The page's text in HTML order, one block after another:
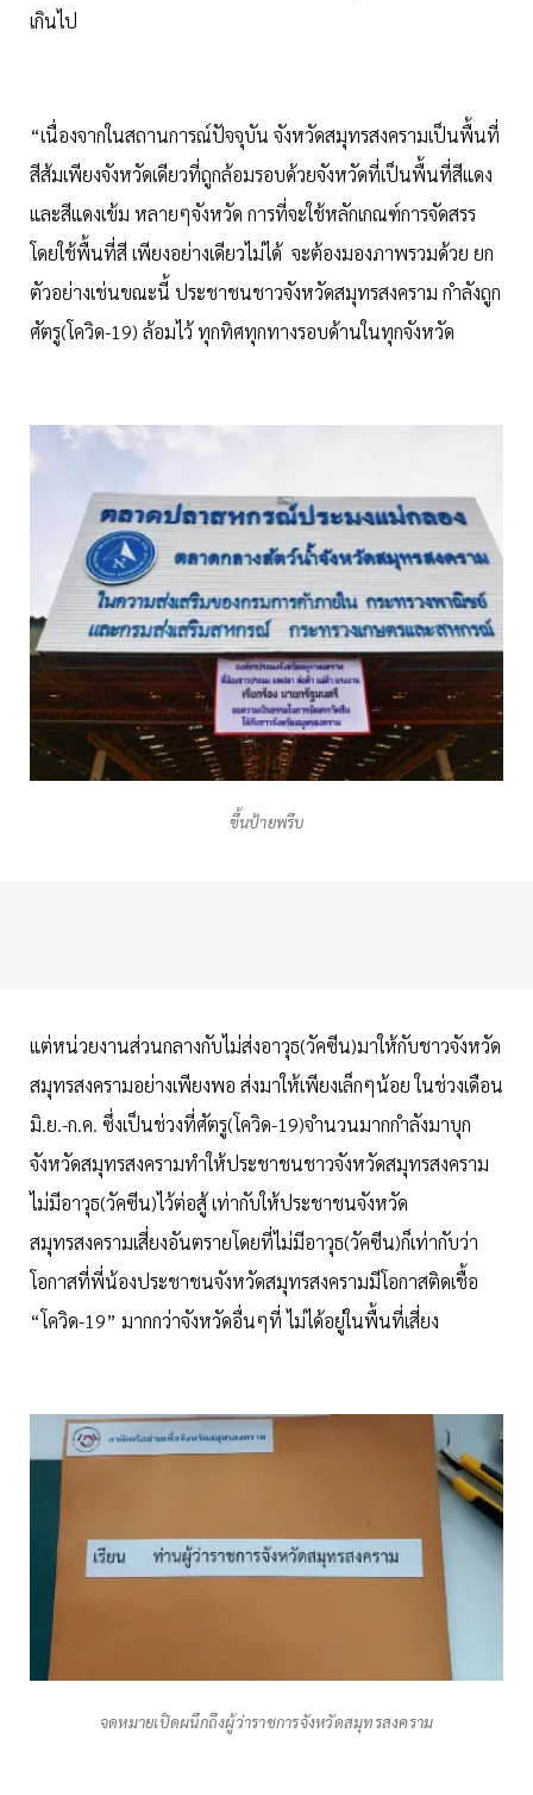
เกินไป
“เนื่องจากในสถานการณ์ปัจจุบัน จังหวัดสมุทรสงครามเป็นพื้นที่
สีส้มเพียงจังหวัดเดียวที่ถูกล้อมรอบด้วยจังหวัดที่เป็นพื้นที่สีแดง
และสีแดงเข้ม หลายๆจังหวัด การที่จะใช้หลักเกณฑ์การจัดสรร
โดยใช้พื้นที่สี เพียงอย่างเดียวไม่ได้ จะต้องมองภาพรวมด้วย ยก
ตัวอย่างเช่นขณะนี้ ประชาชนชาวจังหวัดสมุทรสงคราม กำลังถูก
ศัตรู(โควิด-19) ล้อมไว้ ทุกทิศทุกทางรอบด้านในทุกจังหวัด
ขึ้นป้ายพรึบ
แต่หน่วยงานส่วนกลางกับไม่ส่งอาวุธ(วัคซีน)มาให้กับชาวจังหวัด
สมุทรสงครามอย่างเพียงพอ ส่งมาให้เพียงเล็กๆน้อย ในช่วงเดือน
มิ.ย.-ก.ค. ซึ่งเป็นช่วงที่ศัตรู(โควิด-19)จำนวนมากกำลังมาบุก
จังหวัดสมุทรสงครามทำให้ประชาชนชาวจังหวัดสมุทรสงคราม
ไม่มีอาวุธ(วัคซีน)ไว้ต่อสู้ เท่ากับให้ประชาชนจังหวัด
สมุทรสงครามเสี่ยงอันตรายโดยที่ไม่มีอาวุธ(วัคซีน)ก็เท่ากับว่า
โอกาสที่พี่น้องประชาชนจังหวัดสมุทรสงครามมีโอกาสติดเชื้อ
“โควิด-19” มากกว่าจังหวัดอื่นๆที่ ไม่ได้อยู่ในพื้นที่เสี่ยง
จดหมายเปิดผนึกถึงผู้ว่าราชการจังหวัดสมุทรสงคราม